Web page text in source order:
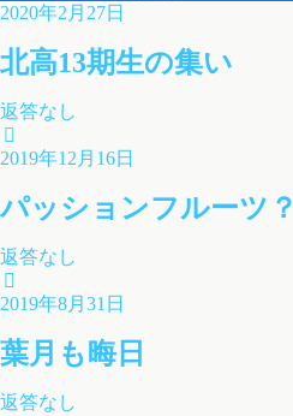
2020年2月27日
北高13期生の集い
返答なし
2019年12月16日
パッションフルーツ？
返答なし
2019年8月31日
葉月も晦日
返答なし